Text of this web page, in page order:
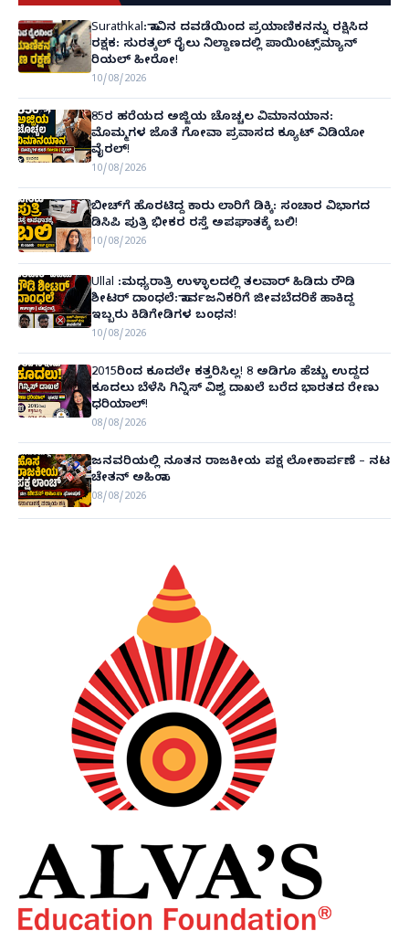
Surathkal: ಸಾವಿನ ದವಡೆಯಿಂದ ಪ್ರಯಾಣಿಕನನ್ನು ರಕ್ಷಿಸಿದ
ರಕ್ಷಕ: ಸುರತ್ಕಲ್ ರೈಲು ನಿಲ್ದಾಣದಲ್ಲಿ ಪಾಯಿಂಟ್ಸ್‌ಮ್ಯಾನ್
ರಿಯಲ್ ಹೀರೋ!
10/08/2026
85ರ ಹರೆಯದ ಅಜ್ಜಿಯ ಚೊಚ್ಚಲ ವಿಮಾನಯಾನ:
ಮೊಮ್ಮಗಳ ಜೊತೆ ಗೋವಾ ಪ್ರವಾಸದ ಕ್ಯೂಟ್ ವಿಡಿಯೋ
ವೈರಲ್!
10/08/2026
ಬೀಚ್‌ಗೆ ಹೊರಟಿದ್ದ ಕಾರು ಲಾರಿಗೆ ಡಿಕ್ಕಿ: ಸಂಚಾರ ವಿಭಾಗದ
ಡಿಸಿಪಿ ಪುತ್ರಿ ಭೀಕರ ರಸ್ತೆ ಅಪಘಾತಕ್ಕೆ ಬಲಿ!
10/08/2026
Ullal :ಮಧ್ಯರಾತ್ರಿ ಉಳ್ಳಾಲದಲ್ಲಿ ತಲವಾರ್ ಹಿಡಿದು ರೌಡಿ
ಶೀಟರ್ ದಾಂಧಲೆ: ಸಾರ್ವಜನಿಕರಿಗೆ ಜೀವಬೆದರಿಕೆ ಹಾಕಿದ್ದ
ಇಬ್ಬರು ಕಿಡಿಗೇಡಿಗಳ ಬಂಧನ!
10/08/2026
2015ರಿಂದ ಕೂದಲೇ ಕತ್ತರಿಸಿಲ್ಲ! 8 ಅಡಿಗೂ ಹೆಚ್ಚು ಉದ್ದದ
ಕೂದಲು ಬೆಳೆಸಿ ಗಿನ್ನಿಸ್ ವಿಶ್ವ ದಾಖಲೆ ಬರೆದ ಭಾರತದ ರೇಣು
ಧರಿಯಾಲ್!
08/08/2026
ಜನವರಿಯಲ್ಲಿ ನೂತನ ರಾಜಕೀಯ ಪಕ್ಷ ಲೋಕಾರ್ಪಣೆ – ನಟ
ಚೇತನ್ ಅಹಿಂಸಾ
08/08/2026